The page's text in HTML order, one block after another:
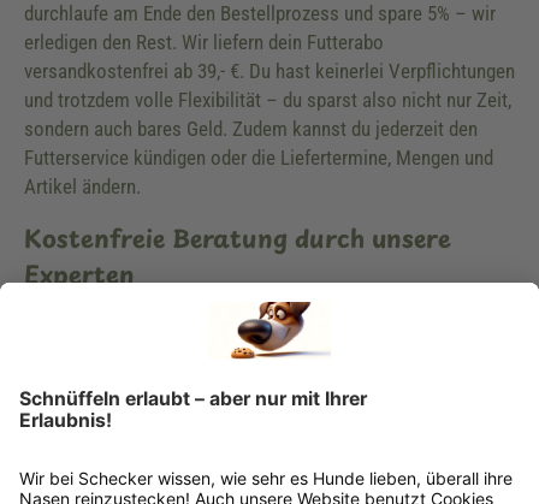
durchlaufe am Ende den Bestellprozess und spare 5% – wir
erledigen den Rest. Wir liefern dein Futterabo
versandkostenfrei ab 39,- €. Du hast keinerlei Verpflichtungen
und trotzdem volle Flexibilität – du sparst also nicht nur Zeit,
sondern auch bares Geld. Zudem kannst du jederzeit den
Futterservice kündigen oder die Liefertermine, Mengen und
Artikel ändern.
Kostenfreie Beratung durch unsere
Experten
Du hast Fragen zu unserem Hundeshop, der Ernährung deines
Hundes oder Hundezubehör? Dann wende dich vertrauensvoll
unterstützen dich kompetent bei der Lösung deiner
unserem Ratgeber, in unserem Newsletter oder unserem